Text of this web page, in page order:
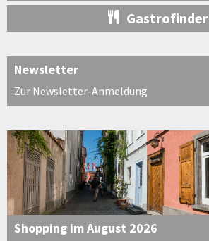
Gastrofinder
Newsletter
Zur Newsletter-Anmeldung
Shopping im August 2026